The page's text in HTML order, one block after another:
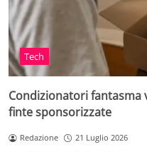
Tech
Condizionatori
finte sponsorizzate
Redazione 21 Luglio 2026